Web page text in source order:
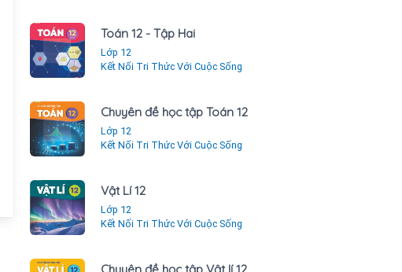
Toán 12 - Tập Hai
Lớp 12
Kết Nối Tri Thức Với Cuộc Sống
Chuyên đề học tập Toán 12
Lớp 12
Kết Nối Tri Thức Với Cuộc Sống
Vật Lí 12
Lớp 12
Kết Nối Tri Thức Với Cuộc Sống